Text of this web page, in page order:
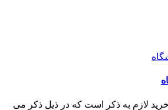
لازم به ذکر است که در ذیل ذکر می